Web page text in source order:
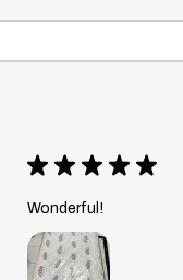
★ ★ ★ ★ ★
Wonderful!